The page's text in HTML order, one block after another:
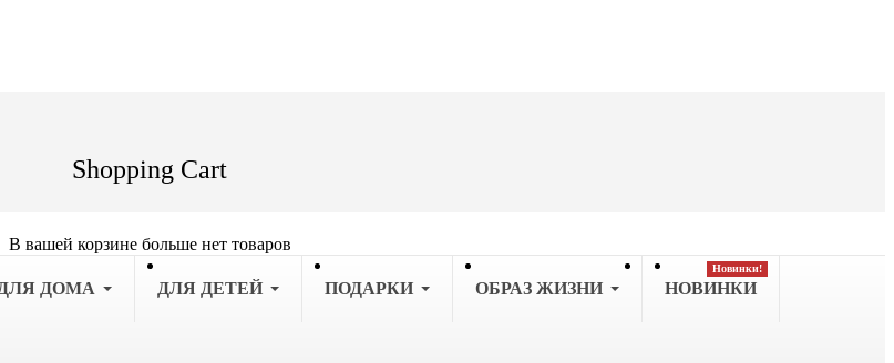
Shopping Cart
В вашей корзине больше нет товаров
ДЛЯ ДОМА ДЛЯ ДЕТЕЙ ПОДАРКИ OБРАЗ ЖИЗНИ НОВИНКИ
Новинки!